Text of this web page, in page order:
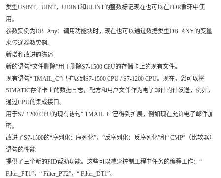
类型USINT，UINT，UDINT和ULINT的整数标记现在也可以在FOR循环中使
用。
参数实例为DB_Any：调用功能块时，现在也可以通过数据类型DB_ANY的变量
来传递参数实例。
新增和改进的陈述
新的语句“文件删除”用于删除S7-1500 CPU的存储卡上的现有文件。
现有语句“ TMAIL_C”已扩展到S7-1500 CPU / S7-1200 CPU。现在，您可以将
SIMATIC存储卡上的数据日志，配方和用户文件作为电子邮件附件发送，例如，
通过CPU的集成接口。
用于S7-1200 CPU的现有语句“ TMAIL_C”已得到扩展，例如现在允许电子邮件加
密。
改进了S7-1500的“序列化：序列化”，“反序列化：反序列化”和“ CMP”（比较器）
语句的性能
提供了三个新的PID帮助功能。这些可以减少控制工程中任务的编程工作：“
Filter_PT1”，“ Filter_PT2”，“ Filter_DT1”。